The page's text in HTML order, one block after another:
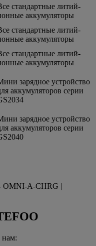
стандартные литий-
аккумуляторы
стандартные литий-
аккумуляторы
стандартные литий-
аккумуляторы
зарядное устройство
аккумуляторов серии
зарядное устройство
аккумуляторов серии
OMNI-A-CHRG |
нам: